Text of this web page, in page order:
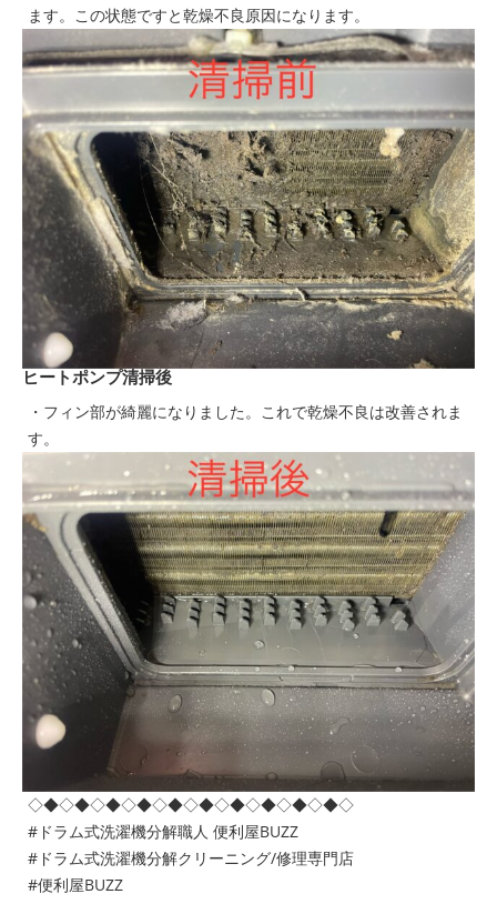
ます。この状態ですと乾燥不良原因になります。
ヒートポンプ清掃後
・フィン部が綺麗になりました。これで乾燥不良は改善されま
す。
◇◆◇◆◇◆◇◆◇◆◇◆◇◆◇◆◇◆◇◆◇
#ドラム式洗濯機分解職人 便利屋BUZZ
#ドラム式洗濯機分解クリーニング/修理専門店
#便利屋BUZZ